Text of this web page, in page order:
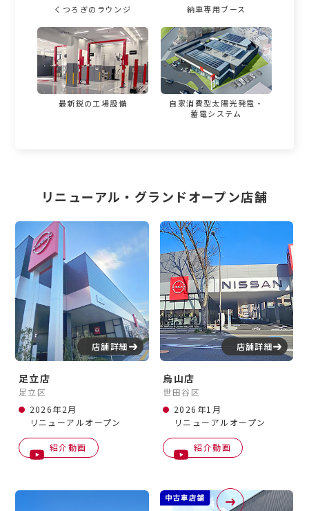
くつろぎのラウンジ 納車専用ブース
最新鋭の工場設備
自家消費型太陽光発電・
蓄電システム
リニューアル・グランドオープン店舗
店舗詳細
足立店
足立区
2026年2月
リニューアルオープン
紹介動画
店舗詳細
烏山店
世田谷区
2026年1月
リニューアルオープン
紹介動画